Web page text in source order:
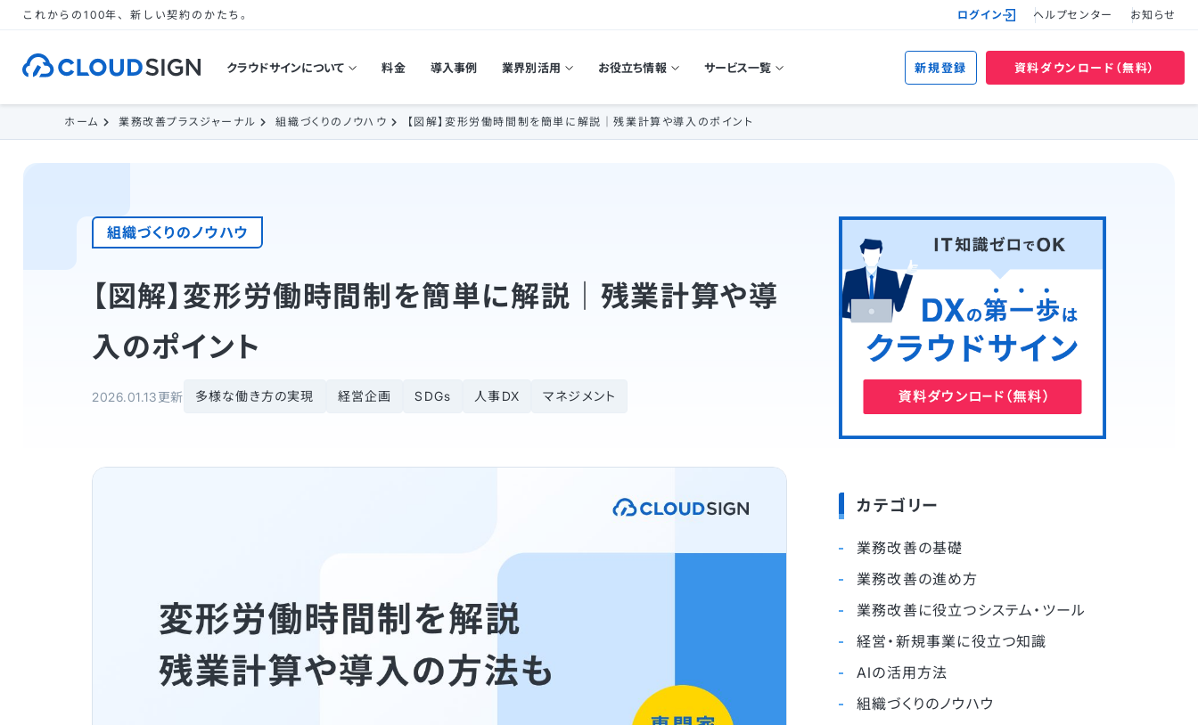
これからの100年、新しい契約のかたち。 ログイン ヘルプセンター お知らせ
クラウドサインについて 料金 導入事例 業界別活用 お役立ち情報 サービス一覧 新規登録 資料ダウンロード（無料）
ホーム 業務改善プラスジャーナル 組織づくりのノウハウ 【図解】変形労働時間制を簡単に解説｜残業計算や導入のポイント
組織づくりのノウハウ
【図解】変形労働時間制を簡単に解説｜残業計算や導
入のポイント
2026.01.13更新 多様な働き方の実現 経営企画 SDGs 人事DX マネジメント
カテゴリー
業務改善の基礎
業務改善の進め方
業務改善に役立つシステム・ツール
経営・新規事業に役立つ知識
AIの活用方法
組織づくりのノウハウ